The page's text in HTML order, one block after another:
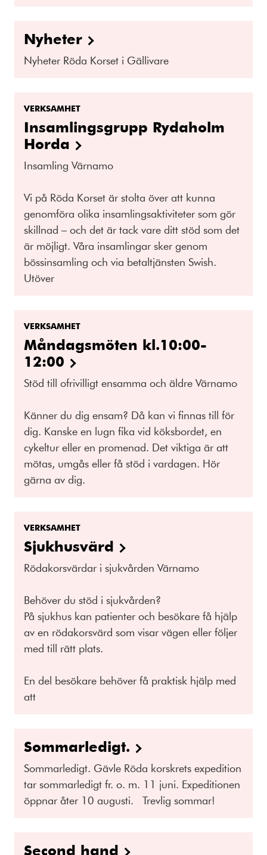
Nyheter
Nyheter Röda Korset i Gällivare
VERKSAMHET
Insamlingsgrupp Rydaholm
Horda
Insamling Värnamo
Vi på Röda Korset är stolta över att kunna
genomföra olika insamlingsaktiviteter som gör
skillnad – och det är tack vare ditt stöd som det
är möjligt. Våra insamlingar sker genom
bössinsamling och via betaltjänsten Swish.
Utöver
VERKSAMHET
Måndagsmöten kl.10:00-
12:00
Stöd till ofrivilligt ensamma och äldre Värnamo
Känner du dig ensam? Då kan vi finnas till för
dig. Kanske en lugn fika vid köksbordet, en
cykeltur eller en promenad. Det viktiga är att
mötas, umgås eller få stöd i vardagen. Hör
gärna av dig.
VERKSAMHET
Sjukhusvärd
Rödakorsvärdar i sjukvården Värnamo
Behöver du stöd i sjukvården?
På sjukhus kan patienter och besökare få hjälp
av en rödakorsvärd som visar vägen eller följer
med till rätt plats.
En del besökare behöver få praktisk hjälp med
att
Sommarledigt.
Sommarledigt. Gävle Röda korskrets expedition
tar sommarledigt fr. o. m. 11 juni. Expeditionen
öppnar åter 10 augusti. Trevlig sommar!
Second hand